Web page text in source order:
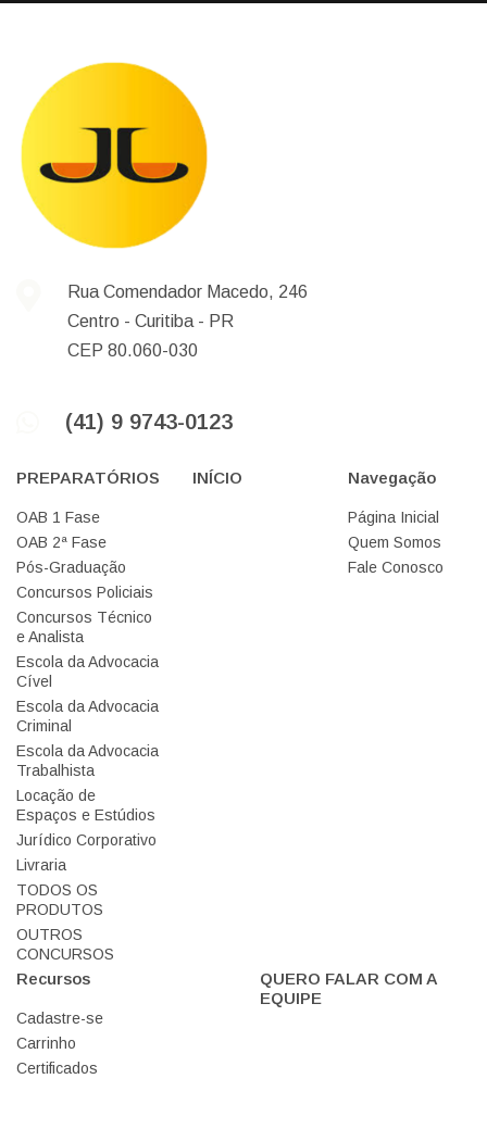
Rua Comendador Macedo, 246
Centro - Curitiba - PR
CEP 80.060-030
(41) 9 9743-0123
PREPARATÓRIOS
OAB 1 Fase
OAB 2ª Fase
Pós-Graduação
Concursos Policiais
Concursos Técnico
e Analista
Escola da Advocacia
Cível
Escola da Advocacia
Criminal
Escola da Advocacia
Trabalhista
Locação de
Espaços e Estúdios
Jurídico Corporativo
Livraria
TODOS OS
PRODUTOS
OUTROS
CONCURSOS
INÍCIO Navegação
Página Inicial
Quem Somos
Fale Conosco
Recursos
Cadastre-se
Carrinho
Certificados
QUERO FALAR COM A
EQUIPE